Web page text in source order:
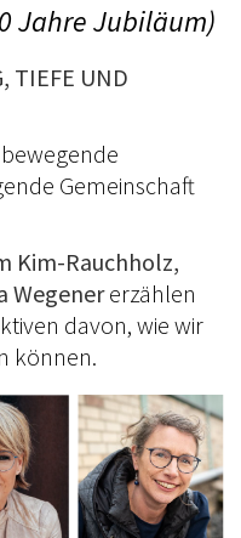
Jahre Jubiläum)
TIEFE UND
Gemeinschaft
Kim-Rauchholz,
Wegenererzählen
davon, wie wir
können.